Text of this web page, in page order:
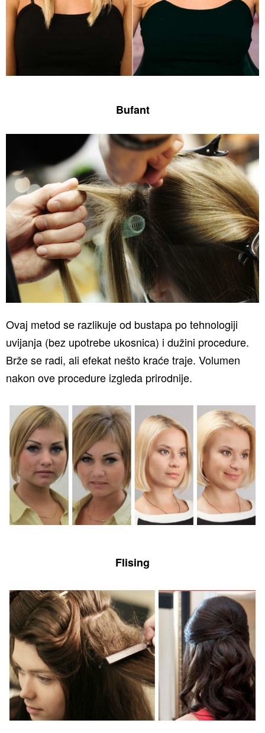
Bufant
Ovaj metod se razlikuje od bustapa po tehnologiji
uvijanja (bez upotrebe ukosnica) i dužini procedure.
Brže se radi, ali efekat nešto kraće traje. Volumen
nakon ove procedure izgleda prirodnije.
Flising